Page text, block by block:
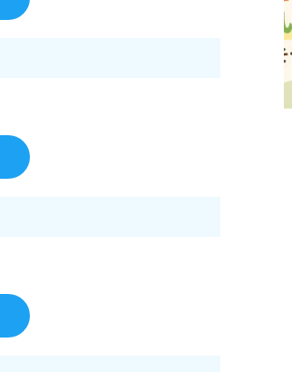
をどうするか？その背景にあるものを考える
活動の途中で集中が切れてしまうお子さん。 座って
つ、思わず出そうになる手をこらえるといった「止
まる力（抑制）」も、この注意の上に乗っていま
す。 園や事業所への訪問でも、この「落ち着かな